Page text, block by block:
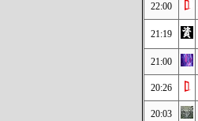
22:00
21:19
21:00
20:26
20:03